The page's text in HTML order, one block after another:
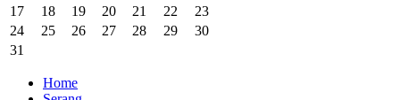
17
18 19 20 21 22
23
24
25 26 27 28 29
30
31
Home